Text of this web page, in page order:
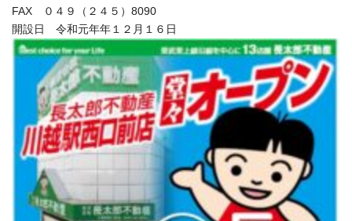
FAX ０４９（２４５）8090
開設日 令和元年年１２月１６日